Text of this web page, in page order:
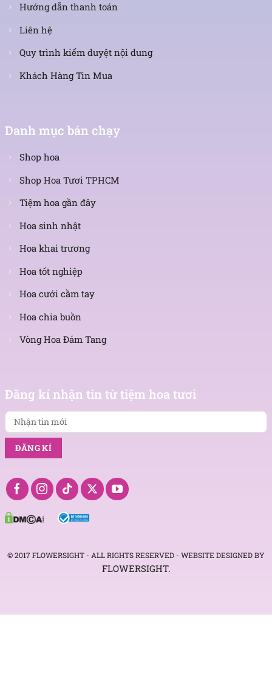
Hướng dẫn thanh toán
Liên hệ
Quy trình kiểm duyệt nội dung
Khách Hàng Tin Mua
Danh mục bán chạy
Shop hoa
Shop Hoa Tươi TPHCM
Tiệm hoa gần đây
Hoa sinh nhật
Hoa khai trương
Hoa tốt nghiệp
Hoa cưới cầm tay
Hoa chia buồn
Vòng Hoa Đám Tang
Đăng kí nhận tin từ tiệm hoa tươi
tin
mới
© 2017 FLOWERSIGHT - ALL RIGHTS RESERVED - WEBSITE DESIGNED BY
FLOWERSIGHT.